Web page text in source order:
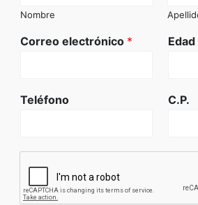
Nombre
Correo electrónico * Edad
Teléfono C.P.